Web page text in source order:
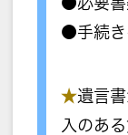
●手続き
★遺言
入のあ